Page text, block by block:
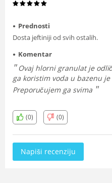
Prednosti
Dosta jeftiniji od svih ostalih.
Komentar
Ovaj hlorni granulat je odličan! Brzo se rastvara. Od kad
ga koristim voda u bazenu
Preporučujem ga svima
(0) (0)
Napiši recenziju